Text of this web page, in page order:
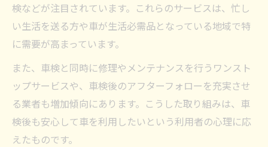
検などが注目されています。これらのサービスは、忙し
い生活を送る方や車が生活必需品となっている地域で特
に需要が高まっています。
また、車検と同時に修理やメンテナンスを行うワンスト
ップサービスや、車検後のアフターフォローを充実させ
る業者も増加傾向にあります。こうした取り組みは、車
検後も安心して車を利用したいという利用者の心理に応
えたものです。